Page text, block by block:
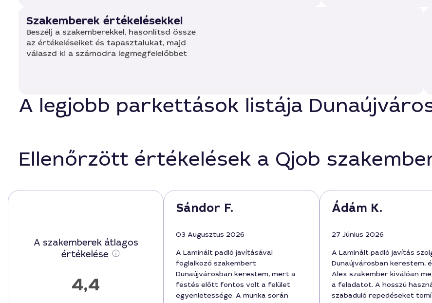
Szakemberek értékelésekkel
Beszélj a szakemberekkel, hasonlítsd össze
az értékeléseiket és tapasztalukat, majd
válaszd ki a számodra legmegfelelőbbet
A legjobb parkettások listája
Ellenőrzött értékelések a Qjob
A szakemberek átlagos
értékelése
4,4
Sándor F.
03 Augusztus 2026
A Laminált padló javításával
foglalkozó szakembert
Dunaújvárosban kerestem, mert a
festés előtt fontos volt a felület
egyenletessége. A munka során
Ádám K.
27 Június 2026
A Laminált padló javítás
Dunaújvárosban kerestem,
Alex szakember kiválóan
a feladatot. A hosszú
szabaduló repedéseket